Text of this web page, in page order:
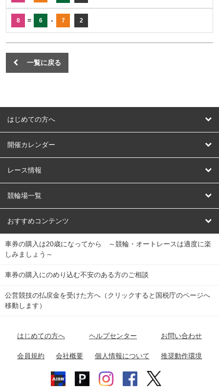
8 = 6 - 7 2
一覧に戻る
はじめての方へ
はじめての方へ
開催カレンダー
競輪
オートレース
競輪くじ
Dokanto!
チャリロトプラザ
レース情報
レース予想
レース結果
キャリーオーバー一覧
競輪場一覧
北日本 函館競輪場
関
東
弥彦競輪場 前橋競輪場 取手競輪場 宇都宮競輪場
関
東
小田原競輪場
名古屋競輪場 岐阜競輪場 大垣競輪場 豊橋競輪場
富山競輪場 松阪競輪場 四日市競輪場
福井競輪場 奈良競輪場 向日町競輪場
おすすめコンテンツ
競輪選手情報
Perfecta Navi
netkeirin
車券の購入は20歳になってから ～競輪・オートレースは適度に楽
しみましょう～
車券の購入にのめり込む不安のある方のご相談
公営競技の払戻金を受けた方へ（クリックすると国税庁のページへ
移動します）
はじめての方へ ヘルプセンター お問い合わせ
会員規約 会社概要 個人情報について 推奨動作環境